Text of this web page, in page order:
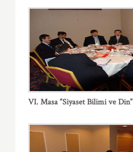
VI. Masa “Siyaset Bilimi ve Din”